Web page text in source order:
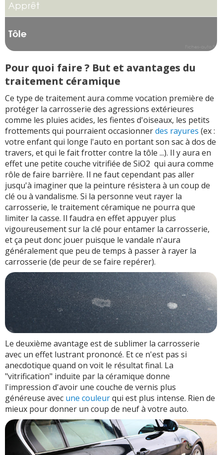
Pour quoi faire ? But et avantages du
traitement céramique
Ce type de traitement aura comme vocation première de
protéger la carrosserie des agressions extérieures
comme les pluies acides, les fientes d'oiseaux, les petits
frottements qui pourraient occasionnerdes rayures (ex :
votre enfant qui longe l'auto en portant son sac à dos de
travers, et qui le fait frotter contre la tôle ...). Il y aura en
effet une petite couche vitrifiée de SiO2 qui aura comme
rôle de faire barrière. Il ne faut cependant pas aller
jusqu'à imaginer que la peinture résistera à un coup de
clé ou à vandalisme. Si la personne veut rayer la
carrosserie, le traitement céramique ne pourra que
limiter la casse. Il faudra en effet appuyer plus
vigoureusement sur la clé pour entamer la carrosserie,
et ça peut donc jouer puisque le vandale n'aura
généralement que peu de temps à passer à rayer la
carrosserie (de peur de se faire repérer).
Le deuxième avantage est de sublimer la carrosserie
avec un effet lustrant prononcé. Et ce n'est pas si
anecdotique quand on voit le résultat final. La
"vitrification" induite par la céramique donne
l'impression d'avoir une couche de vernis plus
généreuse avec une couleurqui est plus intense. Rien de
mieux pour donner un coup de neuf à votre auto.